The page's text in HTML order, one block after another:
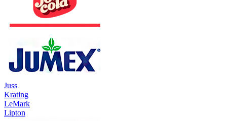
Juss
Krating
LeMark
Lipton